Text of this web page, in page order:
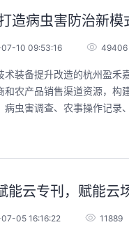
造病虫害防治新模
10 09:53:16 49406
装备提升改造的杭州盈
农产品销售渠道资源，
虫害调查、农事操作记
能云专刊，赋能
05 16:16:22 11889